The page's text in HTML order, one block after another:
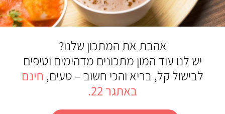
אהבת את המתכון שלנו?
יש לנו עוד המון מתכונים מדהימים וטיפים
לבישול קל, בריא והכי חשוב – טעים, חינם
באתגר 22.